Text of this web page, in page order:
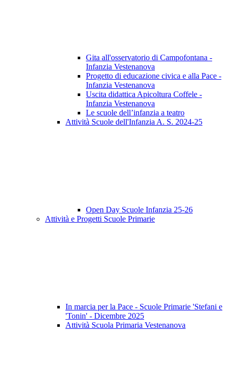
Gita all'osservatorio di Campofontana -
Infanzia Vestenanova
Progetto di educazione civica e alla Pace -
Infanzia Vestenanova
Uscita didattica Apicoltura Coffele -
Infanzia Vestenanova
Le scuole dell’infanzia a teatro
Attività Scuole dell'Infanzia A. S. 2024-25
Open Day Scuole Infanzia 25-26
Attività e Progetti Scuole Primarie
In marcia per la Pace - Scuole Primarie 'Stefani e
'Tonin' - Dicembre 2025
Attività Scuola Primaria Vestenanova